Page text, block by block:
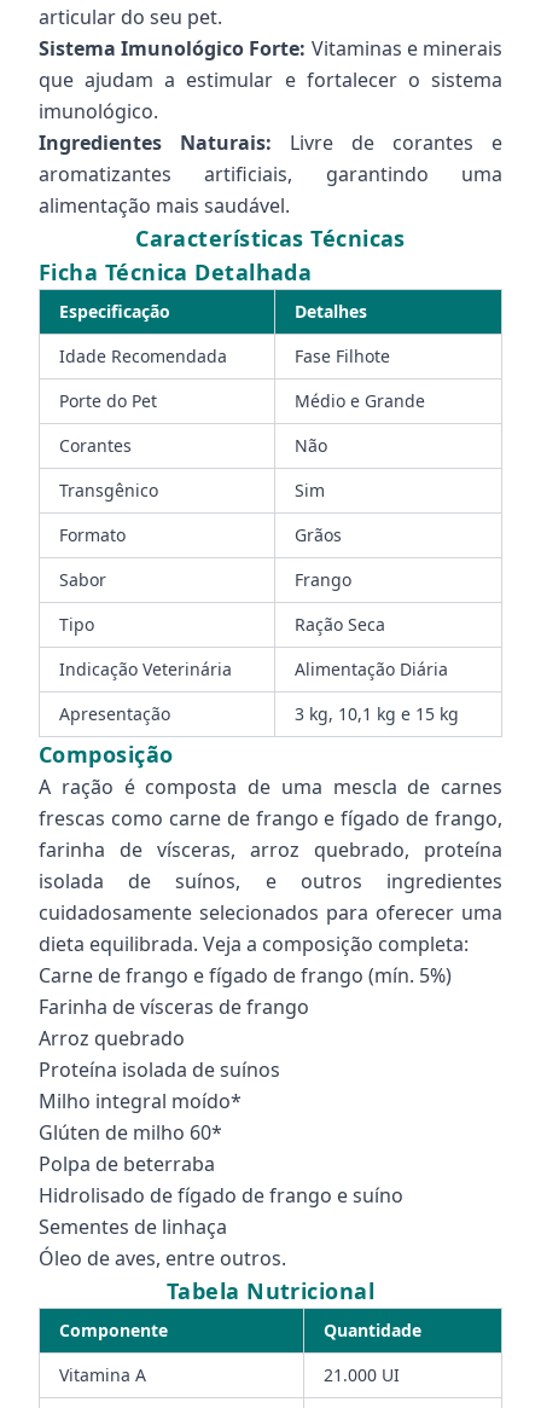
articular do seu pet.
Sistema Imunológico Forte: Vitaminas e minerais
que ajudam a estimular e fortalecer o sistema
imunológico.
Ingredientes Naturais: Livre de corantes e
aromatizantes artificiais, garantindo uma
alimentação mais saudável.
Características Técnicas
Ficha Técnica Detalhada
Especificação
Detalhes
Idade Recomendada
Fase Filhote
Porte do Pet
Médio e Grande
Corantes
Não
Transgênico
Sim
Formato
Grãos
Sabor
Frango
Tipo
Ração Seca
Indicação Veterinária
Alimentação Diária
Apresentação
3 kg, 10,1 kg e 15 kg
Composição
A ração é composta de uma mescla de carnes
frescas como carne de frango e fígado de frango,
farinha de vísceras, arroz quebrado, proteína
isolada de suínos, e outros ingredientes
cuidadosamente selecionados para oferecer uma
dieta equilibrada. Veja a composição completa:
Carne de frango e fígado de frango (mín. 5%)
Farinha de vísceras de frango
Arroz quebrado
Proteína isolada de suínos
Milho integral moído*
Glúten de milho 60*
Polpa de beterraba
Hidrolisado de fígado de frango e suíno
Sementes de linhaça
Óleo de aves, entre outros.
Tabela Nutricional
Componente
Quantidade
Vitamina A
21.000 UI